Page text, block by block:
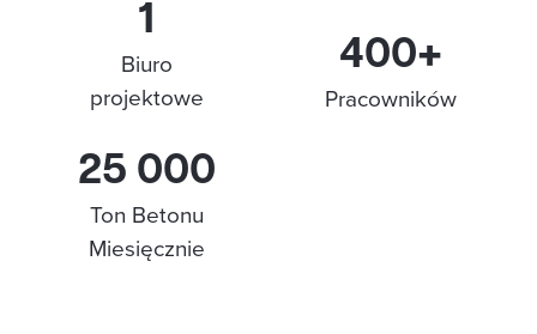
1
Biuro
projektowe
400+
Pracowników
25 000
Ton Betonu
Miesięcznie